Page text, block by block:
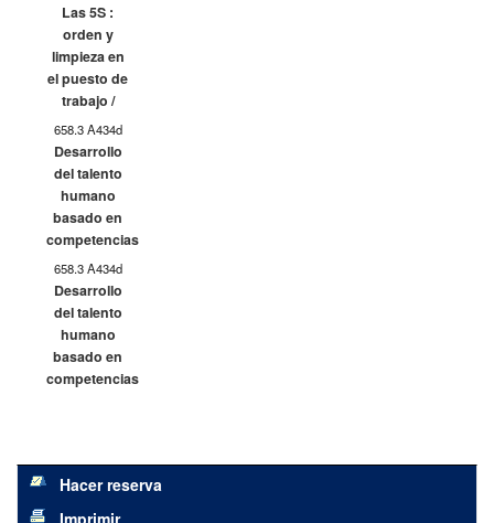
Las 5S :
orden y
limpieza en
el puesto de
trabajo /
658.3 A434d
Desarrollo
del talento
humano
basado en
competencias
658.3 A434d
Desarrollo
del talento
humano
basado en
competencias
Hacer reserva